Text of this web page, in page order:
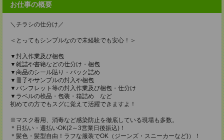
お仕事の概要
＼チラシの仕分け／
＜とってもシンプルなので未経験でも安心！＞
▼封入作業及び梱包
▼雑誌や書籍などの仕分け・梱包
▼商品のシール貼り・パック詰め
▼冊子やサンプルの封入や梱包
▼パンフレット等の封入作業及び梱包・仕分け
▼ラベルの検品・包装・箱詰め など
初めての方でもスグに覚えて活躍できますよ！
※マスク着用、消毒など感染防止を徹底している現場も多数。
＊日払い・週払いOK(2～3営業日後振込)！
＊髪色・髪型自由！ラフな服装でOK（ジーンズ・スニーカーなど)）！